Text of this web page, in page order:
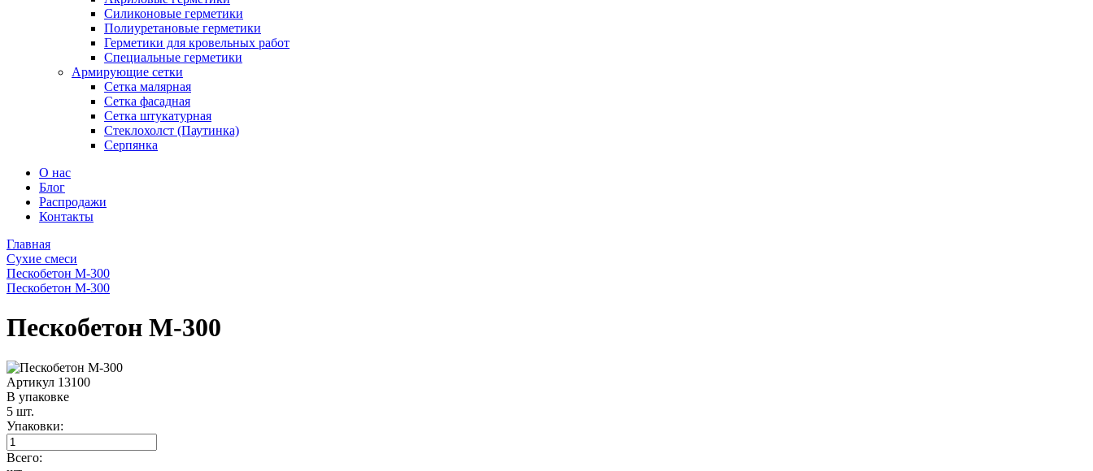
Силиконовые герметики
Полиуретановые герметики
Герметики для кровельных работ
Специальные герметики
Армирующие сетки
Сетка малярная
Сетка фасадная
Сетка штукатурная
Стеклохолст (Паутинка)
Серпянка
О нас
Блог
Распродажи
Контакты
Главная
Сухие смеси
Пескобетон М-300
Пескобетон М-300
Пескобетон М-300
Артикул 13100
В упаковке
5 шт.
Упаковки:
Всего: